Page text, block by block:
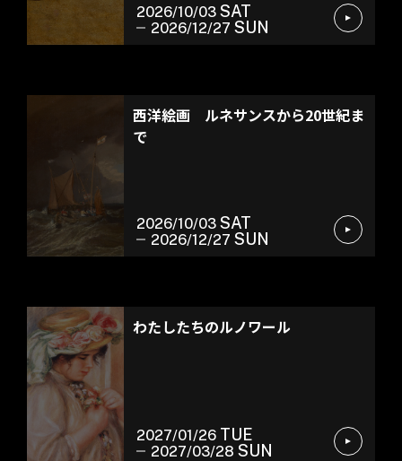
2026/10/03 SAT
2026/12/27 SUN
西洋絵画 ルネサンスから20世紀ま
で
2026/10/03 SAT
2026/12/27 SUN
わたしたちのルノワール
2027/01/26 TUE
2027/03/28 SUN